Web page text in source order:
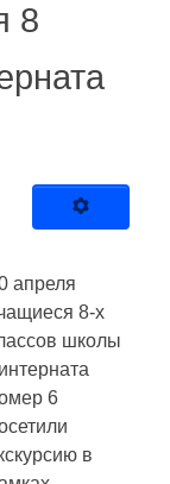
8
апреля
8-х
школы
6
в